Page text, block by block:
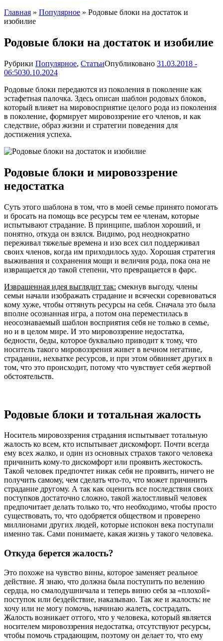
Главная » Популярное » Родовые блоки на достаток и
изобилие
Родовые блоки на достаток и изобилие
Рубрики Популярное, СтатьиОпубликовано 31.03.2018 -
06:5030.10.2024
Родовые блоки передаются из поколения в поколение как
эстафетная палочка. Здесь описан шаблон родовых блоков,
который влияет на мировосприятие целого рода из поколения
в поколение, формирует мировоззрение его членов, и как
следствие, образ жизни и стратегии поведения для
достижения успеха.
Родовые блоки и мировоззрение
недостатка
Суть этого шаблона в том, что в моей семье принято помогать
и бросать на помощь все ресурсы тем ее членам, которые
испытывают страдание. В принципе, шаблон хороший, и
понятно, откуда он взялся. Видимо, род неоднократно
переживал тяжелые времена и изо всех сил поддерживал
своих членов, когда им приходилось худо. Хорошая стратегия
выживания и сохранения мощи и величия рода, пока она не
извращается до такой степени, что превращается в фарс.
Извращенная идея выглядит так: смекнув выгоду, члены
семьи начали изображать страдание и всячески соревноваться
кому хуже, чтобы оттянуть ресурсы на себя. Сначала это была
вполне осознанная игра, а потом она переместилась в
неосознаваемый шаблон восприятия себя не только в семье,
но и в целом мире. И это мировоззрение недостатка,
бедности, беды, которое буквально приводит к тому, что
носитель такого мировоззрения живет в вечном негативе,
страдании, нехватке ресурсов, и при этом обвиняет других в
том, что это происходит, потому что чувствует себя жертвой
обстоятельств.
Родовые блоки и тотальная жалость
Носитель мировоззрения страдания испытывает тотальную
жалость ко всем, кто испытывает дискомфорт. Почти всегда
ему всех жалко, и один из основных страхов такого человека
причинить кому-то дискомфорт или проявить жестокость.
Такой человек предпочтет никак себя не проявить, ничего не
получить самому, чем сделать что-то, что может причинить
страдание другому. А так как оценить все последствия своих
поступков достаточно сложно, такой жалостливый человек
предпочитает делать только то, что необходимо, чтобы просто
существовать, то, что одобряется обществом и проверено
миллионами других людей, которые испокон века поступали
именно так. Сами понимаете, какая жизнь у такого человека.
Откуда берется жалость?
Это похоже на чувство вины, которое заменяет реальное
действие. Я знаю, что должна была поступить по велению
сердца, но смалодушничала и теперь виню себя за «плохой»
поступок или бездействие, наказываю. Так же и жалость: не
хочу или не могу помочь, начинаю жалеть, сострадать.
Жалость возникает оттого, что у человека, который является
носителем мировоззрения недостатка, отсутствуют ресурсы,
чтобы помочь страдающим, поэтому он делает то, что ему